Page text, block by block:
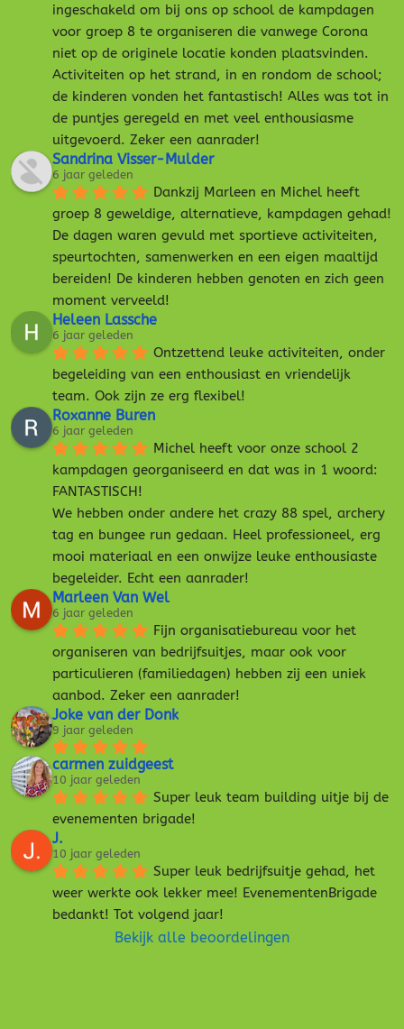
ingeschakeld om bij ons op school de kampdagen
voor groep 8 te organiseren die vanwege Corona
niet op de originele locatie konden plaatsvinden.
Activiteiten op het strand, in en rondom de school;
de kinderen vonden het fantastisch! Alles was tot in
de puntjes geregeld en met veel enthousiasme
uitgevoerd. Zeker een aanrader!
Sandrina Visser-Mulder
6 jaar geleden
Dankzij Marleen en Michel heeft
groep 8 geweldige, alternatieve, kampdagen gehad!
De dagen waren gevuld met sportieve activiteiten,
speurtochten, samenwerken en een eigen maaltijd
bereiden! De kinderen hebben genoten en zich geen
moment verveeld!
Heleen Lassche
6 jaar geleden
Ontzettend leuke activiteiten, onder
begeleiding van een enthousiast en vriendelijk
team. Ook zijn ze erg flexibel!
Roxanne Buren
6 jaar geleden
Michel heeft voor onze school 2
kampdagen georganiseerd en dat was in 1 woord:
FANTASTISCH!
We hebben onder andere het crazy 88 spel, archery
tag en bungee run gedaan. Heel professioneel, erg
mooi materiaal en een onwijze leuke enthousiaste
begeleider. Echt een aanrader!
Marleen Van Wel
6 jaar geleden
Fijn organisatiebureau voor het
organiseren van bedrijfsuitjes, maar ook voor
particulieren (familiedagen) hebben zij een uniek
aanbod. Zeker een aanrader!
Joke van der Donk
9 jaar geleden
carmen zuidgeest
10 jaar geleden
Super leuk team building uitje bij de
evenementen brigade!
J.
10 jaar geleden
Super leuk bedrijfsuitje gehad, het
weer werkte ook lekker mee! EvenementenBrigade
bedankt! Tot volgend jaar!
Bekijk alle beoordelingen